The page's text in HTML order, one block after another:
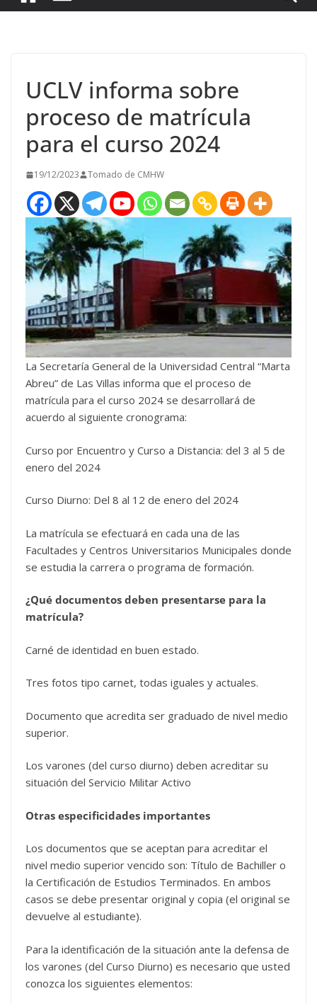
UCLV informa sobre
proceso de matrícula
para el curso 2024
19/12/2023 Tomado de CMHW
La Secretaría General de la Universidad Central “Marta
Abreu” de Las Villas informa que el proceso de
matrícula para el curso 2024 se desarrollará de
acuerdo al siguiente cronograma:
Curso por Encuentro y Curso a Distancia: del 3 al 5 de
enero del 2024
Curso Diurno: Del 8 al 12 de enero del 2024
La matrícula se efectuará en cada una de las
Facultades y Centros Universitarios Municipales donde
se estudia la carrera o programa de formación.
¿Qué documentos deben presentarse para la
matrícula?
Carné de identidad en buen estado.
Tres fotos tipo carnet, todas iguales y actuales.
Documento que acredita ser graduado de nivel medio
superior.
Los varones (del curso diurno) deben acreditar su
situación del Servicio Militar Activo
Otras especificidades importantes
Los documentos que se aceptan para acreditar el
nivel medio superior vencido son: Título de Bachiller o
la Certificación de Estudios Terminados. En ambos
casos se debe presentar original y copia (el original se
devuelve al estudiante).
Para la identificación de la situación ante la defensa de
los varones (del Curso Diurno) es necesario que usted
conozca los siguientes elementos: